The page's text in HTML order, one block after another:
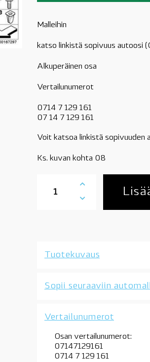
Malleihin
katso linkistä sopivuus autoosi
Alkuperäinen osa
Vertailunumerot
0714 7 129 161
07 14 7 129 161
Voit katsoa linkistä sopivuuden
Ks. kuvan kohta 08
BMW
Tuotekuvaus
Sopii seuraaviin
Vertailunumerot
Osan vertailunumerot:
07147129161
0714 7 129 161